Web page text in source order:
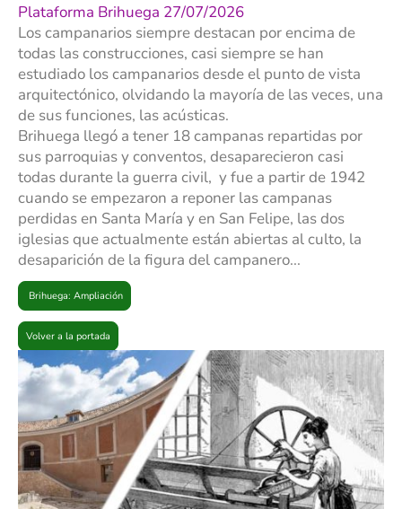
Plataforma Brihuega 27/07/2026
Los campanarios siempre destacan por encima de
todas las construcciones, casi siempre se han
estudiado los campanarios desde el punto de vista
arquitectónico, olvidando la mayoría de las veces, una
de sus funciones, las acústicas.
Brihuega llegó a tener 18 campanas repartidas por
sus parroquias y conventos, desaparecieron casi
todas durante la guerra civil, y fue a partir de 1942
cuando se empezaron a reponer las campanas
perdidas en Santa María y en San Felipe, las dos
iglesias que actualmente están abiertas al culto, la
desaparición de la figura del campanero...
Brihuega: Ampliación
Volver a la portada